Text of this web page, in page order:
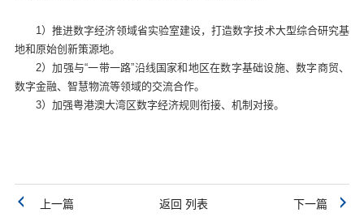
1）推进数字经济领域省实验室建设，打造数字技术大型综合研究基
地和原始创新策源地。
2）加强与“一带一路”沿线国家和地区在数字基础设施、数字商贸、
数字金融、智慧物流等领域的交流合作。
3）加强粤港澳大湾区数字经济规则衔接、机制对接。
上一篇 返回 列表 下一篇